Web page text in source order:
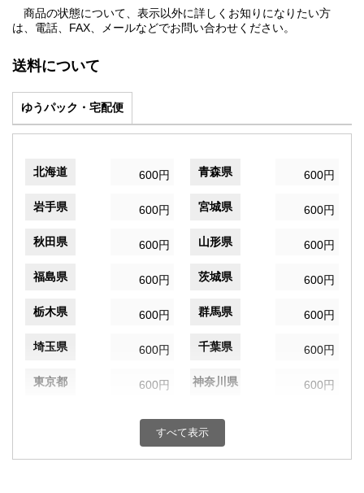
商品の状態について、表示以外に詳しくお知りになりたい方
は、電話、FAX、メールなどでお問い合わせください。
送料について
ゆうパック・宅配便
北海道 600円 青森県 600円
岩手県 600円 宮城県 600円
秋田県 600円 山形県 600円
福島県 600円 茨城県 600円
栃木県 600円 群馬県 600円
埼玉県 600円 千葉県 600円
東京都 600円 神奈川県 600円
600円 富山県
すべて表示